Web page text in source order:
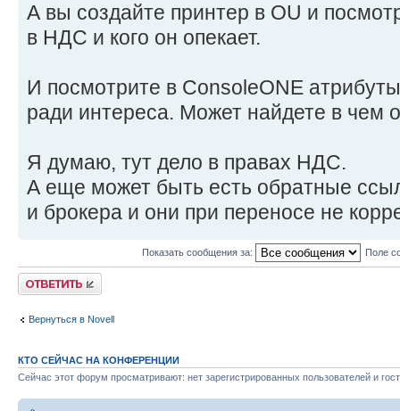
А вы создайте принтер в OU и
в НДС и кого он опекает.
И посмотрите в ConsoleONE
ради интереса. Может найдете в чем
Я думаю, тут дело в правах НДС.
А еще может быть есть обратные
и брокера и они при переносе не
Показать сообщения за: Поле
Ответить
Вернуться в Novell
КТО СЕЙЧАС НА КОНФЕРЕНЦИИ
Сейчас этот форум просматривают: нет зарегистрированных пользователей и